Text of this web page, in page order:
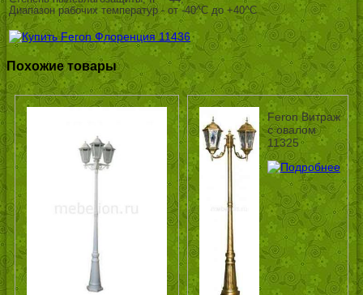
Диапазон рабочих температур - от -40^C до +40^C
Похожие товары
Feron Витраж
с овалом
11325